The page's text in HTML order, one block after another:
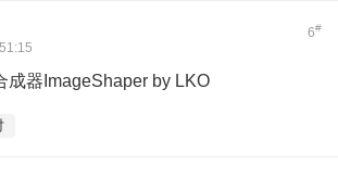
6#
成器 ImageShaper by LKO